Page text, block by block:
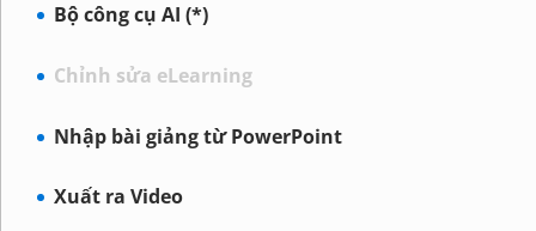
Bộ công cụ AI (*)
Chỉnh sửa eLearning
Nhập bài giảng từ PowerPoint
Xuất ra Video